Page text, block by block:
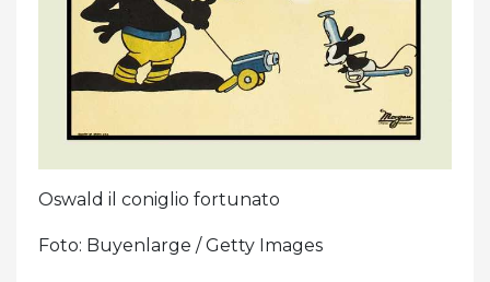
Oswald il coniglio fortunato
Foto: Buyenlarge / Getty Images